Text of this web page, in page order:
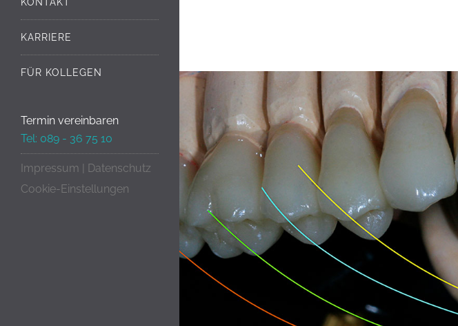
KONTAKT
KARRIERE
FÜR KOLLEGEN
Termin vereinbaren
Tel: 089 - 36 75 10
Impressum
Datenschutz
Cookie-Einstellungen